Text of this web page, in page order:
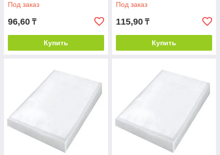
Под заказ
96,60 ₸
Купить
Под заказ
115,90 ₸
Купить